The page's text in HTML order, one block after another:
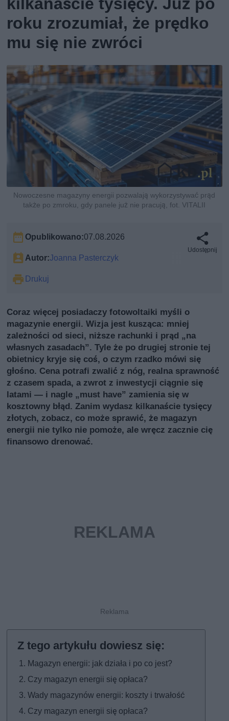
roku zrozumiał, że prędko
mu się nie zwróci
Nowoczesne magazyny energii pozwalają wykorzystywać prąd
także po zmroku, gdy panele już nie pracują, fot. VITALII
Opublikowano:07.08.2026
Autor:Joanna Pasterczyk
Drukuj
Udostępnij
Coraz więcej posiadaczy fotowoltaiki myśli o
magazynie energii. Wizja jest kusząca: mniej
zależności od sieci, niższe rachunki i prąd „na
własnych zasadach”. Tyle że po drugiej stronie tej
obietnicy kryje się coś, o czym rzadko mówi się
głośno. Cena potrafi zwalić z nóg, realna sprawność
z czasem spada, a zwrot z inwestycji ciągnie się
latami — i nagle „must have” zamienia się w
kosztowny błąd. Zanim wydasz kilkanaście tysięcy
złotych, zobacz, co może sprawić, że magazyn
energii nie tylko nie pomoże, ale wręcz zacznie cię
finansowo drenować.
Magazyn energii: jak działa i po co jest?
Czy magazyn energii się opłaca?
Wady magazynów energii: koszty i trwałość
Czy magazyn energii się opłaca?